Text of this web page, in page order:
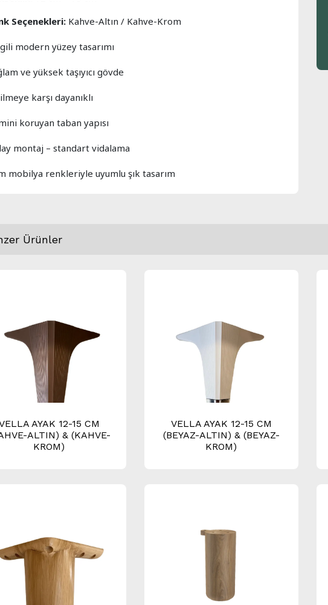
Seçenekleri: Kahve-Altın / Kahve-Krom
modern yüzey tasarımı
ve yüksek taşıyıcı gövde
karşı dayanıklı
koruyan taban yapısı
montaj – standart vidalama
mobilya renkleriyle uyumlu şık tasarım
Ürünler
AYAK 12-15 CM
ALTIN) & (KAHVE-
KROM)
VELLA AYAK 12-15 CM
(BEYAZ-ALTIN) & (BEYAZ-
KROM)